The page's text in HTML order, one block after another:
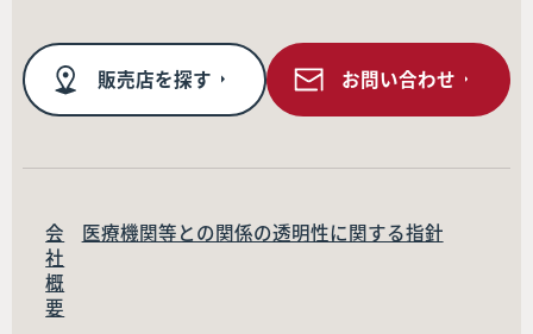
販売店を探す お問い合わせ
会
社
概
要
医療機関等との関係の透明性に関する指針